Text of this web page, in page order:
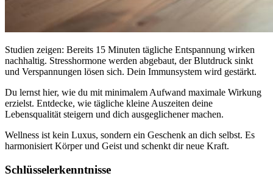
Studien zeigen: Bereits 15 Minuten tägliche Entspannung wirken
nachhaltig. Stresshormone werden abgebaut, der Blutdruck sinkt
und Verspannungen lösen sich. Dein Immunsystem wird gestärkt.
Du lernst hier, wie du mit minimalem Aufwand maximale Wirkung
erzielst. Entdecke, wie tägliche kleine Auszeiten deine
Lebensqualität steigern und dich ausgeglichener machen.
Wellness ist kein Luxus, sondern ein Geschenk an dich selbst. Es
harmonisiert Körper und Geist und schenkt dir neue Kraft.
Schlüsselerkenntnisse